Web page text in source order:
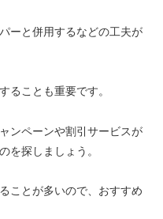
ーと併用するなどの工夫が
ることも重要です。
ンペーンや割引サービスが
を探しましょう。
ことが多いので、おすすめ